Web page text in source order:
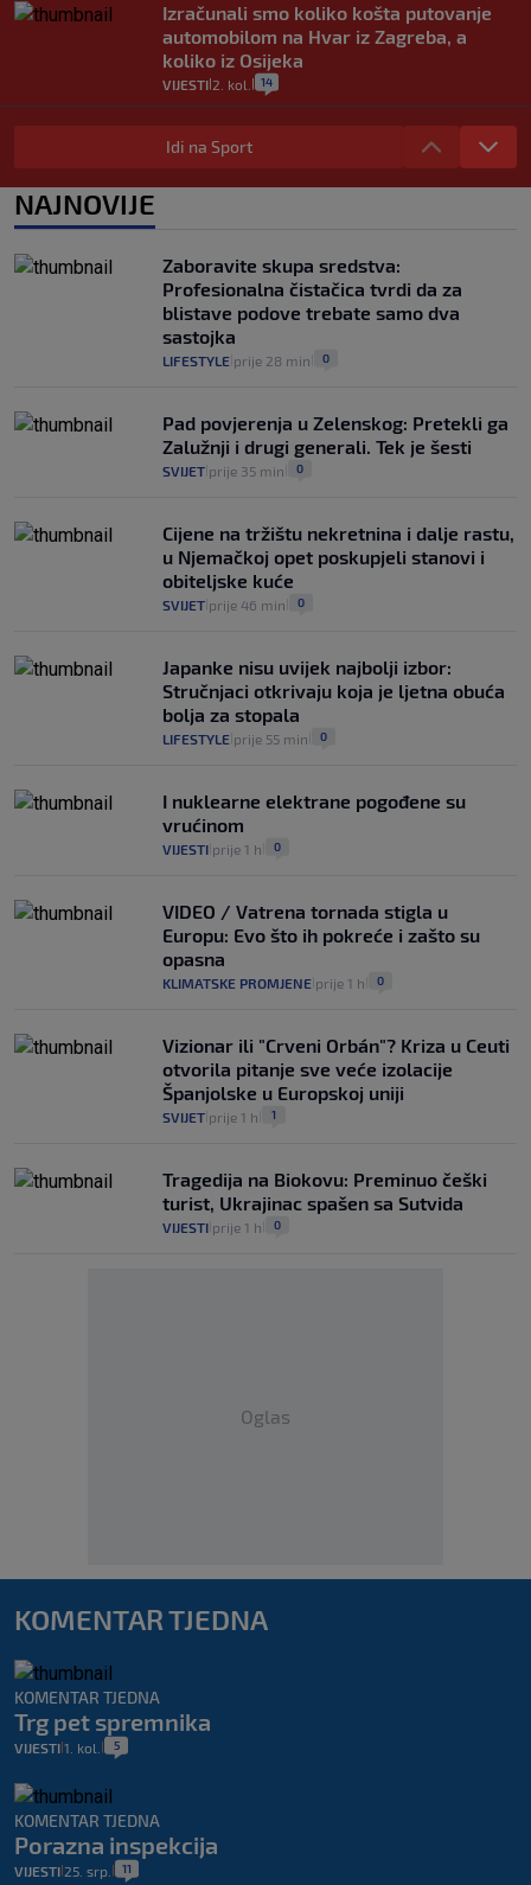
Izračunali smo koliko košta putovanje
automobilom na Hvar iz Zagreba, a
koliko iz Osijeka
VIJESTI 2. kol. 14
"Kći je otišla na more, a zaboravila
zdravstvenu iskaznicu". Kakva su prava
pacijenata izvan mjesta prebivališta?
1
Plenković na 15 dana ukine mjere: "Ne bi
se dogodilo ništa. Vlada se zaljubila u te
intervencije"
30. srp. 25
Idi na Sport
NAJNOVIJE
Zaboravite skupa sredstva:
Profesionalna čistačica tvrdi da za
blistave podove trebate samo dva
sastojka
LIFESTYLE prije 28 min 0
Pad povjerenja u Zelenskog: Pretekli ga
Zalužnji i drugi generali. Tek je šesti
SVIJET prije 35 min 0
Cijene na tržištu nekretnina i dalje rastu,
u Njemačkoj opet poskupjeli stanovi i
obiteljske kuće
SVIJET prije 46 min 0
Japanke nisu uvijek najbolji izbor:
Stručnjaci otkrivaju koja je ljetna obuća
bolja za stopala
LIFESTYLE prije 55 min 0
I nuklearne elektrane pogođene su
vrućinom
VIJESTI prije 1 h 0
VIDEO / Vatrena tornada stigla u
Europu: Evo što ih pokreće i zašto su
opasna
KLIMATSKE PROMJENE prije 1 h 0
Vizionar ili "Crveni Orbán"? Kriza u Ceuti
otvorila pitanje sve veće izolacije
Španjolske u Europskoj uniji
SVIJET prije 1 h 1
Tragedija na Biokovu: Preminuo češki
turist, Ukrajinac spašen sa Sutvida
VIJESTI prije 1 h 0
Oglas
KOMENTAR TJEDNA
KOMENTAR TJEDNA
Trg pet spremnika
VIJESTI 1. kol. 5
KOMENTAR TJEDNA
Porazna inspekcija
VIJESTI 25. srp. 11